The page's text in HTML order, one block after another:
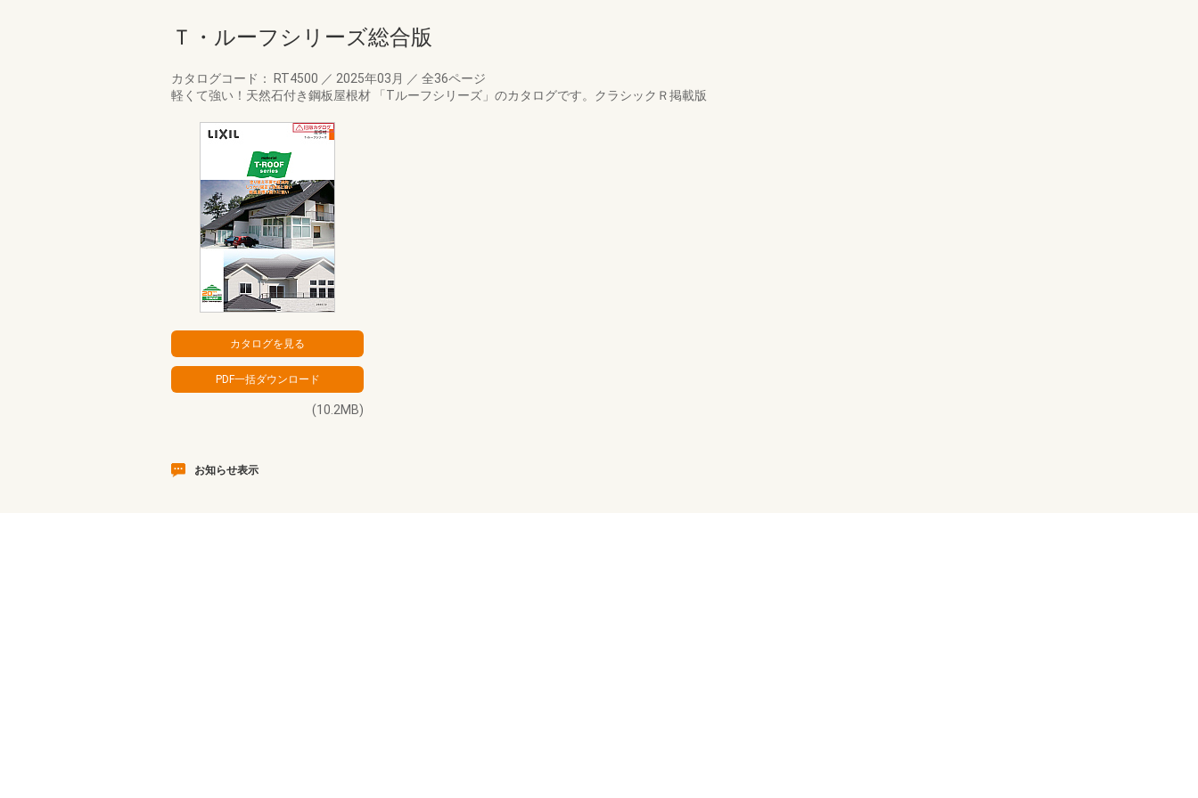
Ｔ・ルーフシリーズ総合版
カタログコード： RT4500 ／ 2025年03月 ／ 全36ページ
軽くて強い！天然石付き鋼板屋根材 「Tルーフシリーズ」のカタログです。クラシックＲ掲載版
(10.2MB)
お知らせ表示